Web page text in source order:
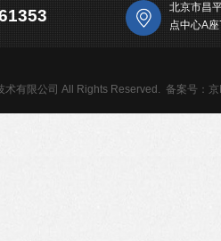
北京市昌
点中心A
术有限公司 All Rights Reserved.备案号：